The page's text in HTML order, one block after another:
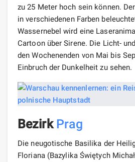
zu 25 Meter hoch sein können.
in verschiedenen Farben
Wassernebel wird eine
Cartoon über Sirene. Die Licht-
den Wochenenden von Mai bis
Einbruch der Dunkelheit zu sehen.
Bezirk Prag
Die neugotische Basilika der
Floriana (Bazylika Świętych